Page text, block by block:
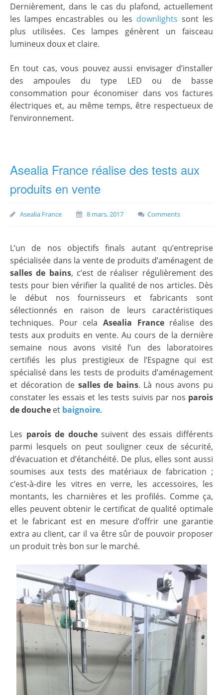
Dernièrement, dans le cas du plafond, actuellement
les lampes encastrables ou les downlights sont les
plus utilisées. Ces lampes génèrent un faisceau
lumineux doux et claire.
En tout cas, vous pouvez aussi envisager d’installer
des ampoules du type LED ou de basse
consommation pour économiser dans vos factures
électriques et, au même temps, être respectueux de
l’environnement.
Asealia France réalise des tests aux
produits en vente
Asealia France 8 mars, 2017 Comments
L’un de nos objectifs finals autant qu’entreprise
spécialisée dans la vente de produits d’aménagent de
salles de bains, c’est de réaliser régulièrement des
tests pour bien vérifier la qualité de nos articles. Dès
le début nos fournisseurs et fabricants sont
sélectionnés en raison de leurs caractéristiques
techniques. Pour cela Asealia Franceréalise des
tests aux produits en vente. Au cours de la dernière
semaine nous avons visité l’un des laboratoires
certifiés les plus prestigieux de l’Espagne qui est
spécialisé dans les tests de produits d’aménagement
et décoration de salles de bains. Là nous avons pu
constater les essais et les tests suivis par nos parois
de douche et baignoire.
Les parois de douchesuivent des essais différents
parmi lesquels on peut souligner ceux de sécurité,
d’évacuation et d’étanchéité. De plus, elles sont aussi
soumises aux tests des matériaux de fabrication ;
c’est-à-dire les vitres en verre, les accessoires, les
montants, les charnières et les profilés. Comme ça,
elles peuvent obtenir le certificat de qualité optimale
et le fabricant est en mesure d’offrir une garantie
extra au client, car il va être sûr de pouvoir proposer
un produit très bon sur le marché.